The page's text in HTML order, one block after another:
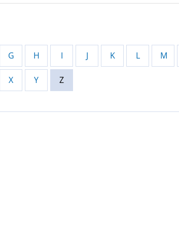
G H I J K L M
X Y Z